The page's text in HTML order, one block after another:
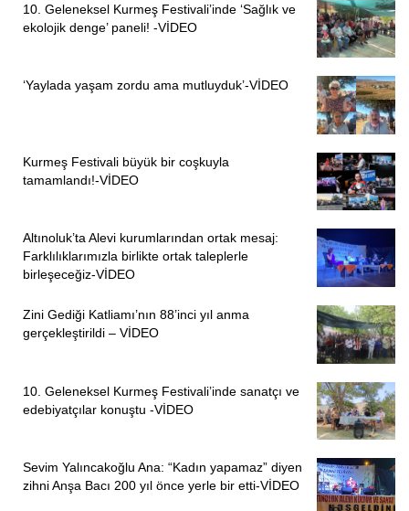
10. Geleneksel Kurmeş Festivali’inde ‘Sağlık ve
ekolojik denge’ paneli! -VİDEO
‘Yaylada yaşam zordu ama mutluyduk’-VİDEO
Kurmeş Festivali büyük bir coşkuyla
tamamlandı!-VİDEO
Altınoluk’ta Alevi kurumlarından ortak mesaj:
Farklılıklarımızla birlikte ortak taleplerle
birleşeceğiz-VİDEO
Zini Gediği Katliamı’nın 88’inci yıl anma
gerçekleştirildi – VİDEO
10. Geleneksel Kurmeş Festivali’inde sanatçı ve
edebiyatçılar konuştu -VİDEO
Sevim Yalıncakoğlu Ana: “Kadın yapamaz” diyen
zihni Anşa Bacı 200 yıl önce yerle bir etti-VİDEO